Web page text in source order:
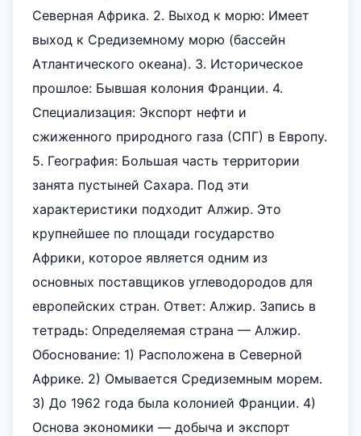
Северная Африка. 2. Выход к морю: Имеет
выход к Средиземному морю (бассейн
Атлантического океана). 3. Историческое
прошлое: Бывшая колония Франции. 4.
Специализация: Экспорт нефти и
сжиженного природного газа (СПГ) в Европу.
5. География: Большая часть территории
занята пустыней Сахара. Под эти
характеристики подходит Алжир. Это
крупнейшее по площади государство
Африки, которое является одним из
основных поставщиков углеводородов для
европейских стран. Ответ: Алжир. Запись в
тетрадь: Определяемая страна — Алжир.
Обоснование: 1) Расположена в Северной
Африке. 2) Омывается Средиземным морем.
3) До 1962 года была колонией Франции. 4)
Основа экономики — добыча и экспорт